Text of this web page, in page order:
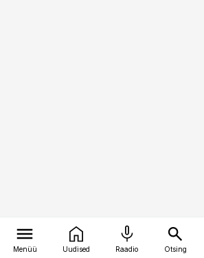
Menüü Uudised Raadio Otsing